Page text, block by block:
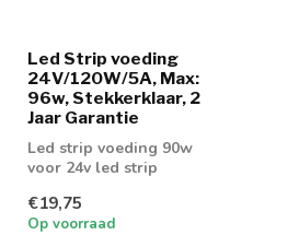
Led Strip voeding
24V/120W/5A, Max:
96w, Stekkerklaar, 2
Jaar Garantie
Led strip voeding 90w
voor 24v led strip
€19,75
Op voorraad